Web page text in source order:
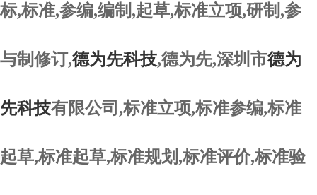
标,标准,参编,编制,起草,标准立项,研制,参
与制修订,德为先科技,德为先,深圳市德为
先科技有限公司,标准立项,标准参编,标准
起草,标准起草,标准规划,标准评价,标准验